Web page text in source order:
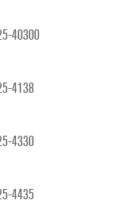
40300
4138
4330
4435